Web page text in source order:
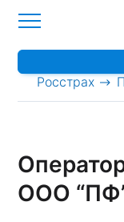
Росстрах >
ООО